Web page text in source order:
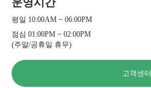
평일 10:00AM ~ 06:00PM
점심 01:00PM ~ 02:00PM
(주말/공휴일 휴무)
고객센터